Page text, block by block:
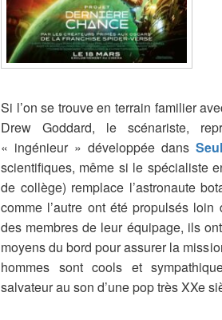
Si l’on se trouve en terrain familier
Drew Goddard, le scénariste,
« ingénieur » développée dans
scientifiques, même si le spécialiste
de collège) remplace l’astronaute
comme l’autre ont été propulsés
des membres de leur équipage, ils
moyens du bord pour assurer la
hommes sont cools et
salvateur au son d’une pop très XXe